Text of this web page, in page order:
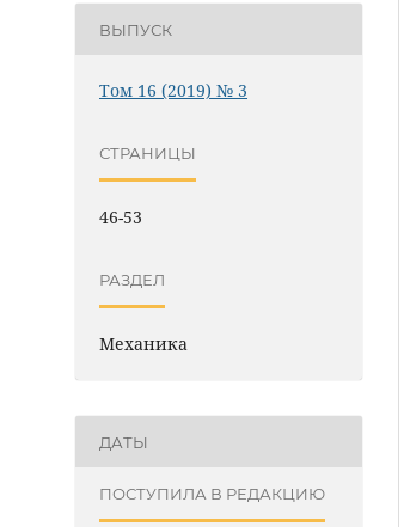
ВЫПУСК
Том 16 (2019) № 3
СТРАНИЦЫ
46-53
РАЗДЕЛ
Механика
ДАТЫ
ПОСТУПИЛА В РЕДАКЦИЮ